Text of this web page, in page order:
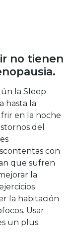
no tienen
la Sleep
hasta la
en la noche
del
con
que sufren
la
la habitación
Usar
un plus.